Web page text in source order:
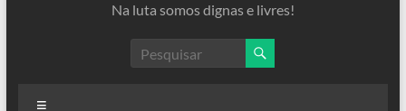
Na luta somos dignas e livres!